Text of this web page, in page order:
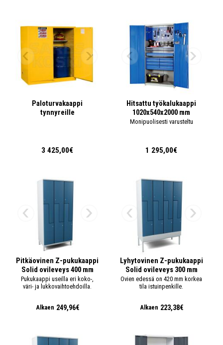
Paloturvakaappi
tynnyreille
3 425,00€
Hitsattu työkalukaappi
1020x540x2000 mm
Monipuolisesti varusteltu
1 295,00€
Pitkäovinen Z-pukukaappi
Solid ovileveys 400 mm
Pukukaappi useilla eri koko-,
väri- ja lukkovaihtoehdoilla.
Alkaen 249,96€
Lyhytovinen Z-pukukaappi
Solid ovileveys 300 mm
Ovien edessä on 420 mm korkea
tila istuinpenkille.
Alkaen 223,38€